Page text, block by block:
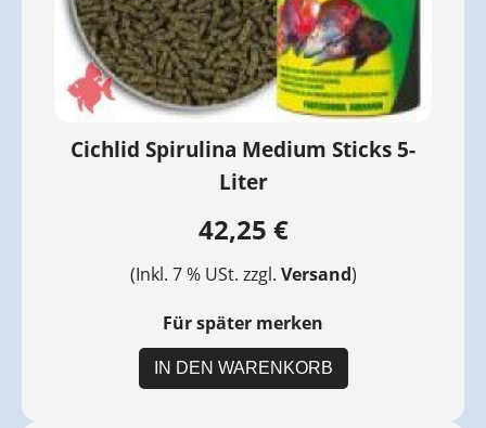
Cichlid Spirulina Medium Sticks 5-
Liter
42,25 €
(Inkl. 7 % USt. zzgl. Versand)
Für später merken
IN DEN WARENKORB